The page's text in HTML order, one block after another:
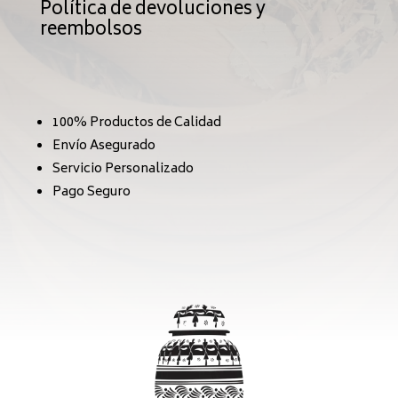
Política de devoluciones y
reembolsos
100% Productos de Calidad
Envío Asegurado
Servicio Personalizado
Pago Seguro